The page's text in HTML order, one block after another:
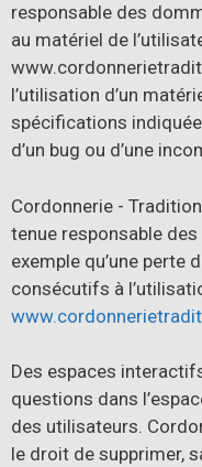
responsable des
au matériel de
l’utilisation d’un
spécifications
d’un bug ou d’une
Cordonnerie -
tenue responsable
exemple qu’une perte
consécutifs à
Des espaces
questions dans
des utilisateurs.
le droit de supprimer,